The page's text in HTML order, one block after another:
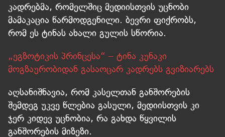
კადრებმა, რომელშიც მედიისთვის უცნობი
მამაკაცია წარმოდგენილი. ბევრი ფიქრობს,
რომ ეს ტინას ახალი გულის სწორია.
„ეგზოტიკის პრინცესა“ – ტინა კუნაკი
მოგზაურობიდან გასაოცარ კადრებს გვიზიარებს
აღსანიშნავია, რომ კასელთან განშორების
შემდეგ უკვე წლებია გასული, მედიისთვის კი
ჯერ კიდევ უცნობია, რა გახდა წყვილის
განშორების მიზეზი.